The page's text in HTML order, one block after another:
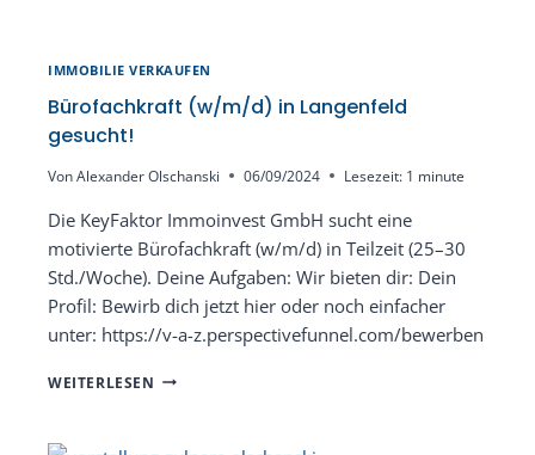
IMMOBILIE VERKAUFEN
Bürofachkraft (w/m/d) in Langenfeld
gesucht!
VonAlexander Olschanski 06/09/2024 Lesezeit: 1 minute
Die KeyFaktor Immoinvest GmbH sucht eine
motivierte Bürofachkraft (w/m/d) in Teilzeit (25–30
Std./Woche). Deine Aufgaben: Wir bieten dir: Dein
Profil: Bewirb dich jetzt hier oder noch einfacher
unter: https://v-a-z.perspectivefunnel.com/bewerben
WEITERLESEN BÜROFACHKRAFT